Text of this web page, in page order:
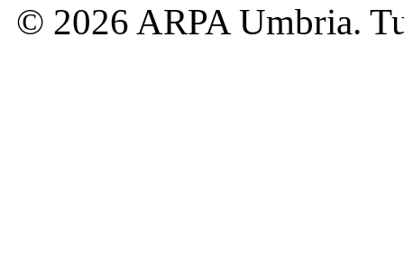
© 2026 ARPA Umbria.